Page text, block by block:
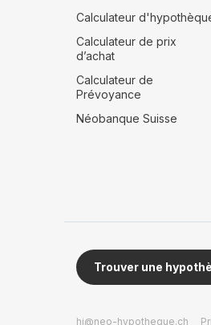
Calculateur
Calculateur de prix
d’achat
Calculateur de
Prévoyance
Néobanque Suisse
Trouver une
hi@neo-hypotheque.ch